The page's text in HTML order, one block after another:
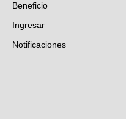
Fotogalerías
Deportes
Videos
Beneficio
Ingresar
Notificaciones